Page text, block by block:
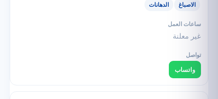
الاصباغ الدهانات
غير معلنة
واتساب